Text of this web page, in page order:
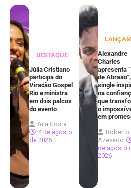
DESTAQUE
Júlia Cristiano
participa do
Viradão Gospel
Rio e ministra
em dois palcos
do evento
Ana Costa
4 de agosto
de 2026
Alexandre
Charles
apresenta
de Abraão”,
single
na
que
o
em
Roberto
Azevedo
de agosto
2026